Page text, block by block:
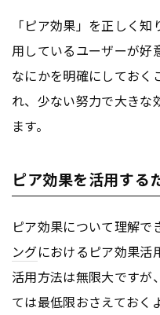
「ピア効果」を正しく
用しているユーザーが好
なにかを明確にしておく
れ、少ない努力で大きな
ます。
ピア効果を活用する
ピア効果について理解で
ングにおけるピア効果活
活用方法は無限大ですが
ては最低限おさえておく